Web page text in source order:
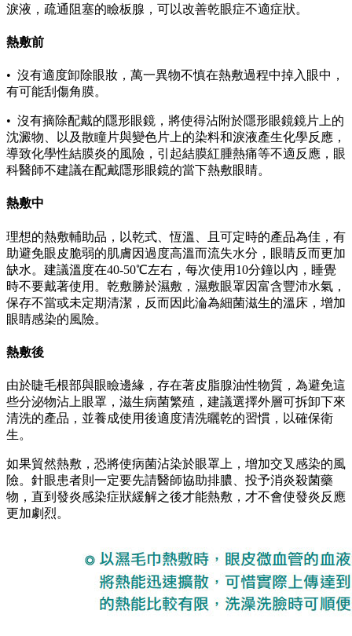
淚液，疏通阻塞的瞼板腺，可以改善乾眼症不適症狀。
熱敷前
• 沒有適度卸除眼妝，萬一異物不慎在熱敷過程中掉入眼中，
有可能刮傷角膜。
• 沒有摘除配戴的隱形眼鏡，將使得沾附於隱形眼鏡鏡片上的
沈澱物、以及散瞳片與變色片上的染料和淚液產生化學反應，
導致化學性結膜炎的風險，引起結膜紅腫熱痛等不適反應，眼
科醫師不建議在配戴隱形眼鏡的當下熱敷眼睛。
熱敷中
理想的熱敷輔助品，以乾式、恆溫、且可定時的產品為佳，有
助避免眼皮脆弱的肌膚因過度高溫而流失水分，眼睛反而更加
缺水。建議溫度在40-50℃左右，每次使用10分鐘以內，睡覺
時不要戴著使用。乾敷勝於濕敷，濕敷眼罩因富含豐沛水氣，
保存不當或未定期清潔，反而因此淪為細菌滋生的溫床，增加
眼睛感染的風險。
熱敷後
由於睫毛根部與眼瞼邊緣，存在著皮脂腺油性物質，為避免這
些分泌物沾上眼罩，滋生病菌繁殖，建議選擇外層可拆卸下來
清洗的產品，並養成使用後適度清洗曬乾的習慣，以確保衛
生。
如果貿然熱敷，恐將使病菌沾染於眼罩上，增加交叉感染的風
險。針眼患者則一定要先請醫師協助排膿、投予消炎殺菌藥
物，直到發炎感染症狀緩解之後才能熱敷，才不會使發炎反應
更加劇烈。